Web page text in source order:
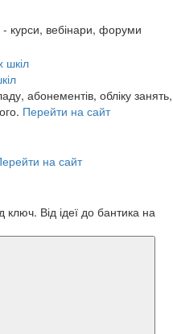
курси, вебінари, форуми
абонементів, обліку занять,
Перейти на сайт
на сайт
ключ. Від ідеї до бантика на